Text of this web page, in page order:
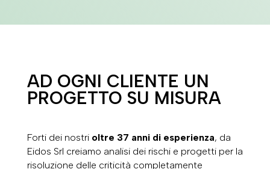
AD OGNI CLIENTE UN
PROGETTO SU MISURA
Forti dei nostri oltre 37 anni di esperienza, da
Eidos Srl creiamo analisi dei rischi e progetti per la
risoluzione delle criticità completamente